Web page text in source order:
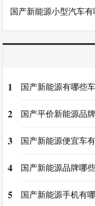
国产新能源小型汽车
1 国产新能源有哪些
2 国产平价新能源品
3 国产新能源便宜车
4 国产新能源品牌哪
5 国产新能源手机有